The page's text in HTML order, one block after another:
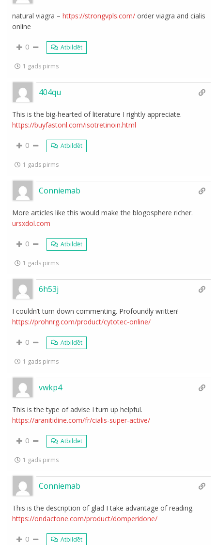
natural viagra –https://strongvpls.com/ order viagra and cialis
online
0 Atbildēt
1 gads pirms
404qu
This is the big-hearted of literature I rightly appreciate.
https://buyfastonl.com/isotretinoin.html
0 Atbildēt
1 gads pirms
Conniemab
More articles like this would make the blogosphere richer.
ursxdol.com
0 Atbildēt
1 gads pirms
6h53j
I couldn’t turn down commenting. Profoundly written!
https://prohnrg.com/product/cytotec-online/
0 Atbildēt
1 gads pirms
vwkp4
This is the type of advise I turn up helpful.
https://aranitidine.com/fr/cialis-super-active/
0 Atbildēt
1 gads pirms
Conniemab
This is the description of glad I take advantage of reading.
https://ondactone.com/product/domperidone/
0 Atbildēt